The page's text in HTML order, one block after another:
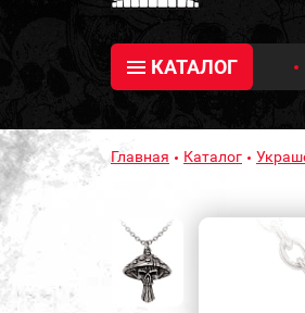
КАТАЛОГ
Главная Каталог